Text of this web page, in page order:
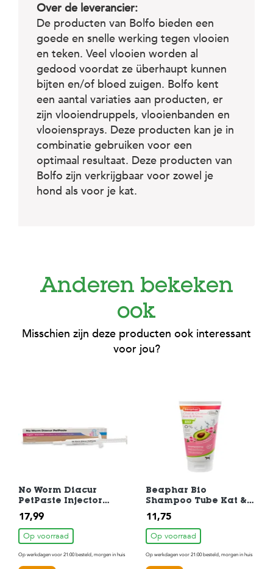
Over de leverancier:
De producten van Bolfo bieden een
goede en snelle werking tegen vlooien
en teken. Veel vlooien worden al
gedood voordat ze überhaupt kunnen
bijten en/of bloed zuigen. Bolfo kent
een aantal variaties aan producten, er
zijn vlooiendruppels, vlooienbanden en
vlooiensprays. Deze producten kan je in
combinatie gebruiken voor een
optimaal resultaat. Deze producten van
Bolfo zijn verkrijgbaar voor zowel je
hond als voor je kat.
Anderen bekeken
ook
Misschien zijn deze producten ook interessant
voor jou?
No Worm Diacur
PetPaste Injector
4,8ml
17,99
Op voorraad
Op werkdagen voor 21:00 besteld, morgen in huis
Beaphar Bio
Shampoo Tube Kat &
Kitten 200ml
11,75
Op voorraad
Op werkdagen voor 21:00 besteld, morgen in huis